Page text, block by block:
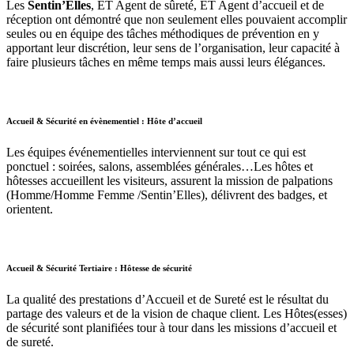
Les Sentin’Elles, ET Agent de sûreté, ET Agent d’accueil et de
réception ont démontré que non seulement elles pouvaient accomplir
seules ou en équipe des tâches méthodiques de prévention en y
apportant leur discrétion, leur sens de l’organisation, leur capacité à
faire plusieurs tâches en même temps mais aussi leurs élégances.
Accueil & Sécurité en évènementiel : Hôte d’accueil
Les équipes événementielles interviennent sur tout ce qui est
ponctuel : soirées, salons, assemblées générales…Les hôtes et
hôtesses accueillent les visiteurs, assurent la mission de palpations
(Homme/Homme Femme /Sentin’Elles), délivrent des badges, et
orientent.
Accueil & Sécurité Tertiaire : Hôtesse de sécurité
La qualité des prestations d’Accueil et de Sureté est le résultat du
partage des valeurs et de la vision de chaque client. Les Hôtes(esses)
de sécurité sont planifiées tour à tour dans les missions d’accueil et
de sureté.